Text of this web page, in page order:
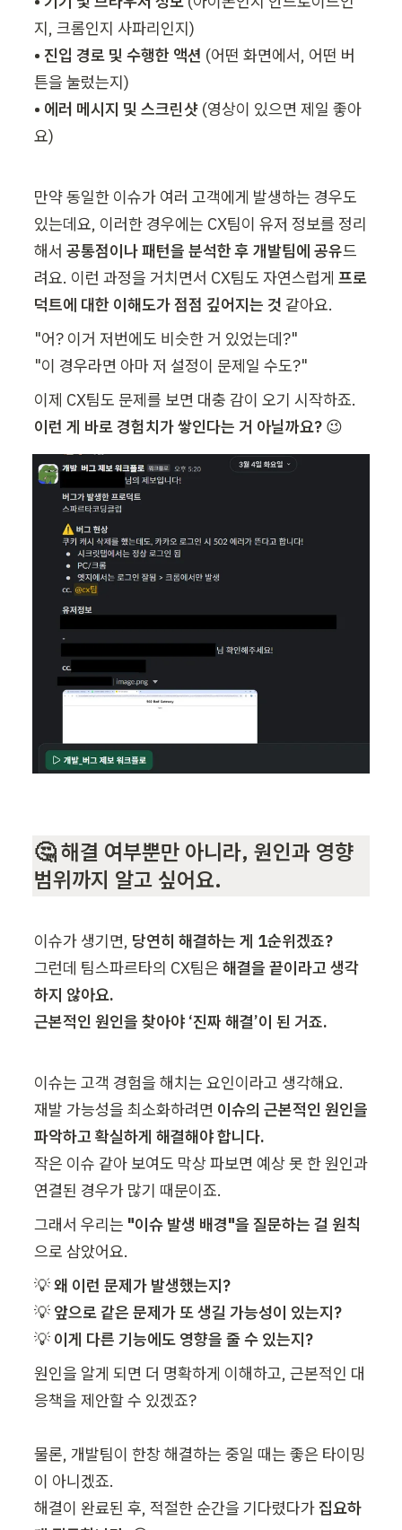
• 진입 경로 및 수행한 액션 (어떤 화면에서, 어떤 버
• 에러 메시지 및 스크린샷 (영상이 있으면 제일 좋아
만약 동일한 이슈가 여러 고객에게 발생하는 경우도
있는데요, 이러한 경우에는 CX팀이 유저 정보를 정리
해서 공통점이나 패턴을 분석한 후 개발팀에 공유드
려요. 이런 과정을 거치면서 CX팀도 자연스럽게 프로
덕트에 대한 이해도가 점점 깊어지는 것 같아요.
"어? 이거 저번에도 비슷한 거 있었는데?"
"이 경우라면 아마 저 설정이 문제일 수도?"
이런 게 바로 경험치가 쌓인다는 거 아닐까요?
🤔 해결 여부뿐만 아니라, 원인과 영향
범위까지 알고 싶어요.
이슈가 생기면,
그런데 팀스파르타의 CX팀은 해결을 끝이라고 생각
하지 않아요.
근본적인 원인을 찾아야 ‘진짜 해결’이 된 거죠.
이슈는 고객 경험을 해치는 요인이라고 생각해요.
재발 가능성을 최소화하려면 이슈의 근본적인 원인을
작은 이슈 같아 보여도 막상 파보면 예상 못 한 원인과
그래서 우리는 "이슈 발생 배경"을 질문하는 걸 원칙
으로 삼았어요.
💡
💡
💡 이게 다른 기능에도 영향을 줄 수 있는지?
원인을 알게 되면 더 명확하게 이해하고, 근본적인 대
응책을 제안할 수 있겠죠?
물론, 개발팀이 한창 해결하는 중일 때는 좋은 타이밍
이 아니겠죠.
해결이 완료된 후, 적절한 순간을 기다렸다가 집요하